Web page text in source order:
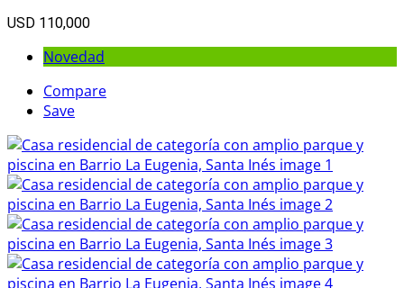
USD 110,000
Novedad
Compare
Save